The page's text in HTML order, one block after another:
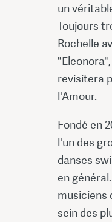
un
Toujours
Rochelle
revisitera
l'Amour.
Fondé en
l'un des
danses
en
musiciens
sein des